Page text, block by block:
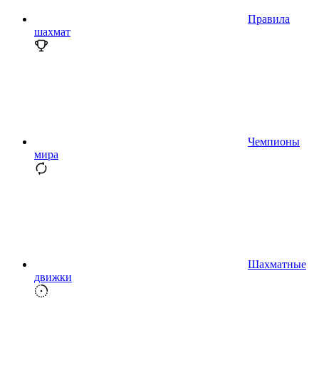
Правила
шахмат
Чемпионы
мира
Шахматные
движки